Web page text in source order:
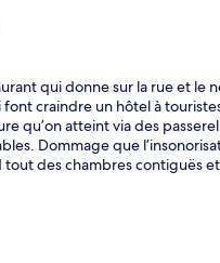
qui donne sur la rue et le
craindre un hôtel à
qu’on atteint via des
Dommage que
des chambres contiguës